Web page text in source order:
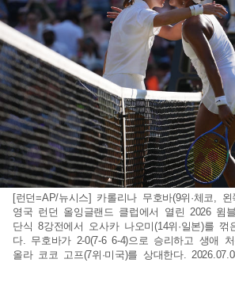
[런던=AP/뉴시스] 카롤리나 무호바(9위·체코,
영국 런던 올잉글랜드 클럽에서 열린 2026 윔
단식 8강전에서 오사카 나오미(14위·일본)를
다. 무호바가 2-0(7-6 6-4)으로 승리하고 생애
올라 코코 고프(7위·미국)를 상대한다.